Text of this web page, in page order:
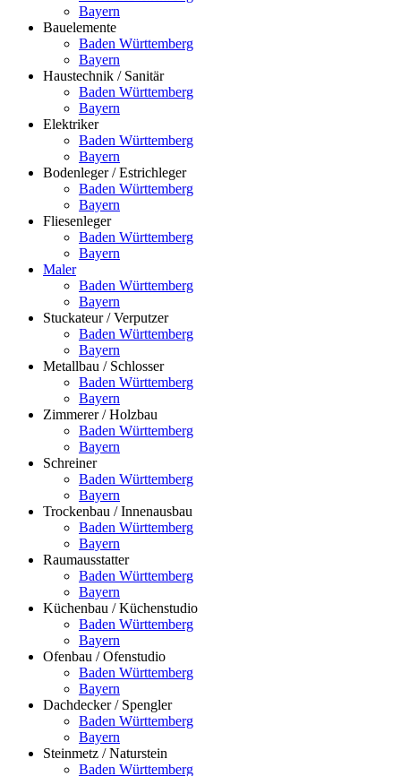
Bayern
Bauelemente
Baden Württemberg
Bayern
Haustechnik / Sanitär
Baden Württemberg
Bayern
Elektriker
Baden Württemberg
Bayern
Bodenleger / Estrichleger
Baden Württemberg
Bayern
Fliesenleger
Baden Württemberg
Bayern
Maler
Baden Württemberg
Bayern
Stuckateur / Verputzer
Baden Württemberg
Bayern
Metallbau / Schlosser
Baden Württemberg
Bayern
Zimmerer / Holzbau
Baden Württemberg
Bayern
Schreiner
Baden Württemberg
Bayern
Trockenbau / Innenausbau
Baden Württemberg
Bayern
Raumausstatter
Baden Württemberg
Bayern
Küchenbau / Küchenstudio
Baden Württemberg
Bayern
Ofenbau / Ofenstudio
Baden Württemberg
Bayern
Dachdecker / Spengler
Baden Württemberg
Bayern
Steinmetz / Naturstein
Baden Württemberg